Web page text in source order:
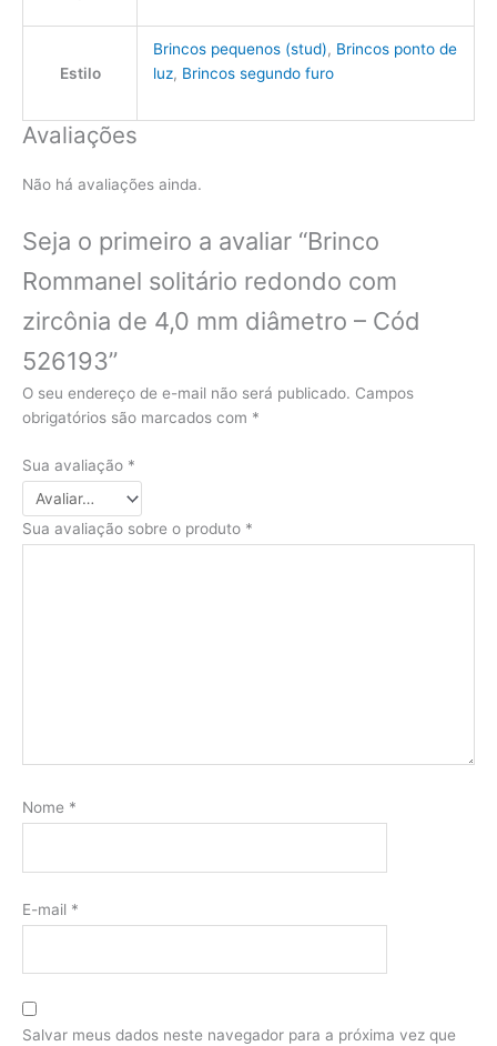
Estilo
Brincos pequenos (stud), Brincos ponto de
luz, Brincos segundo furo
Avaliações
Não há avaliações ainda.
Seja o primeiro a avaliar “Brinco
Rommanel solitário redondo com
zircônia de 4,0 mm diâmetro – Cód
526193”
O seu endereço de e-mail não será publicado. Campos
obrigatórios são marcados com *
Sua avaliação *
Sua avaliação sobre o produto *
Nome *
E-mail *
Salvar meus dados neste navegador para a próxima vez que